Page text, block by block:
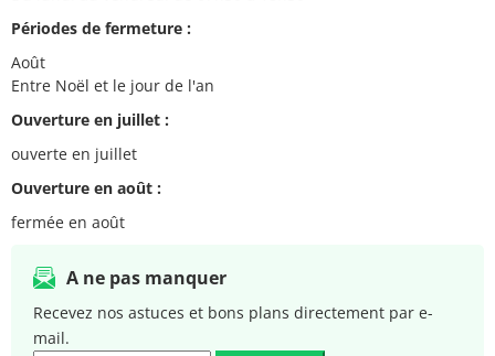
Périodes de fermeture :
Août
Entre Noël et le jour de l'an
Ouverture en juillet :
ouverte en juillet
Ouverture en août :
fermée en août
A ne pas manquer
Recevez nos astuces et bons plans directement par e-
mail.